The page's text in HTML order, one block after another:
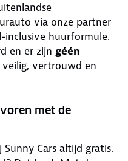
via onze partner
inclusive huurformule.
en er zijn géén
veilig, vertrouwd en
met de
Cars altijd gratis.